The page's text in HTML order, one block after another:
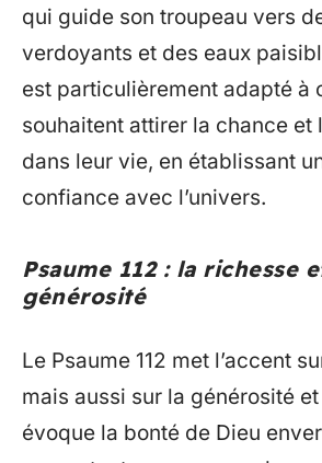
qui guide son troupeau vers
verdoyants et des eaux
est particulièrement adapté à
souhaitent attirer la chance et
dans leur vie, en établissant
confiance avec l’univers.
Psaume 112 : la richesse
générosité
Le Psaume 112 met l’accent
mais aussi sur la générosité
évoque la bonté de Dieu